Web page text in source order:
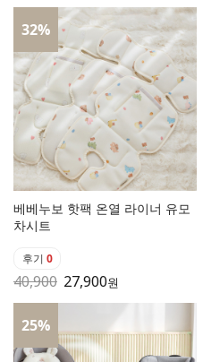
32%
베베누보 핫팩 온열 라이너 유모
차시트
후기 0
40,900 27,900원
25%